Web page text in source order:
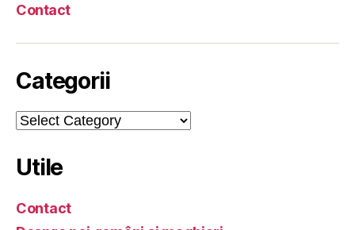
Contact
Categorii
Categorii
Utile
Contact